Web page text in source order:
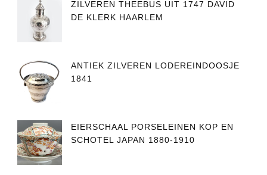
ZILVEREN THEEBUS UIT 1747 DAVID
DE KLERK HAARLEM
ANTIEK ZILVEREN LODEREINDOOSJE
1841
EIERSCHAAL PORSELEINEN KOP EN
SCHOTEL JAPAN 1880-1910